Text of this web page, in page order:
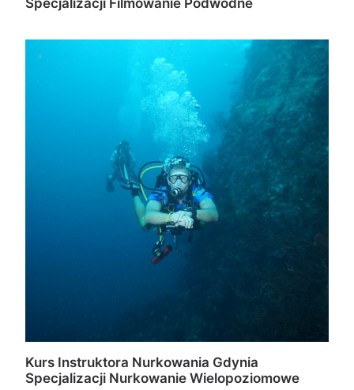
Specjalizacji Filmowanie Podwodne
Kurs Instruktora Nurkowania Gdynia
Specjalizacji Nurkowanie Wielopoziomowe